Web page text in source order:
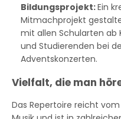
Bildungsprojekt:Ein
Mitmachprojekt
mit allen Schularten ab
und Studierenden bei
Adventskonzerten.
Vielfalt, die man
Das Repertoire reicht